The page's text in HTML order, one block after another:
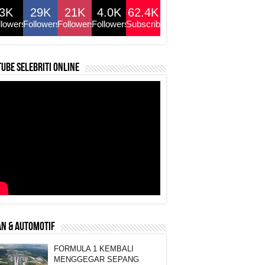
29K
Followers
21K
Followers
4.0K
Followers
62.4K
Subscribers
selebriti online
& AUTOMOTIF
FORMULA 1 KEMBALI
MENGGEGAR SEPANG